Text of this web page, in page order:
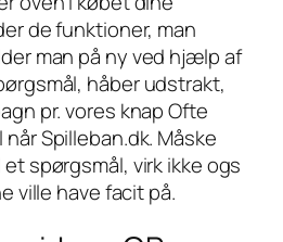
de funktioner, man
man på ny ved hjælp af
håber udstrakt,
pr. vores knap Ofte
Spilleban.dk. Måske
spørgsmål, virk ikke ogs
ville have facit på.